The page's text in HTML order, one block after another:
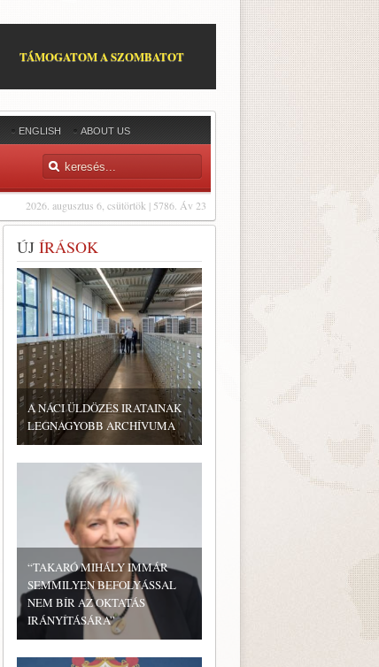
TÁMOGATOM A SZOMBATOT
ENGLISH ABOUT US
2026. augusztus 6, csütörtök | 5786. Áv 23
ÚJ ÍRÁSOK
A NÁCI ÜLDÖZÉS IRATAINAK
LEGNAGYOBB ARCHÍVUMA
“TAKARÓ MIHÁLY IMMÁR
SEMMILYEN BEFOLYÁSSAL
NEM BÍR AZ OKTATÁS
IRÁNYÍTÁSÁRA”